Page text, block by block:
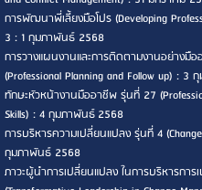
การพัฒนาพี่เลี้ยงมือโปร (Developing
3 : 1 กุมภาพันธ์ 2568
การวางแผนงานและการติดตามงานอย่างมื
(Professional Planning and Follow up) :
ทักษะหัวหน้างานมืออาชีพ รุ่นที่ 27
Skills) : 4 กุมภาพันธ์ 2568
การบริหารความเปลี่ยนแปลง รุ่นที่ 4
กุมภาพันธ์ 2568
ภาวะผู้นำการเปลี่ยนแปลง ในการบริหารกา